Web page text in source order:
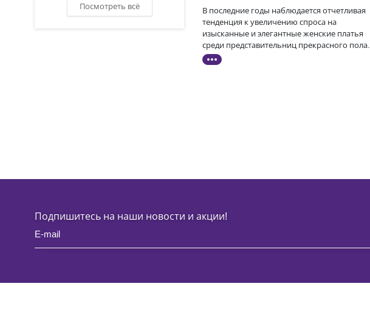
Посмотреть всё
В последние годы наблюдается отчетливая
тенденция к увеличению спроса на
изысканные и элегантные женские платья
среди представительниц прекрасного пола.
Подпишитесь на наши новости и акции!